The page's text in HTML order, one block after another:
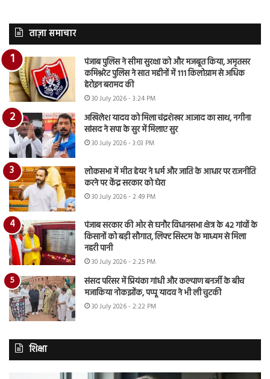
ताज़ा समाचार
पंजाब पुलिस ने सीमा सुरक्षा को और मजबूत किया, अमृतसर
कमिश्नरेट पुलिस ने सात महीनों में 111 किलोग्राम से अधिक
हेरोइन बरामद की
30 July 2026 - 3:24 PM
अखिलेश यादव को मिला चंद्रशेखर आजाद का साथ, नगीना
सांसद ने सपा के सुर में मिलाए सुर
30 July 2026 - 3:03 PM
लोकसभा में मीत हेयर ने धर्म और जाति के आधार पर राजनीति
करने पर केंद्र सरकार को घेरा
30 July 2026 - 2:49 PM
पंजाब सरकार की ओर से घनौर विधानसभा क्षेत्र के 42 गांवों के
किसानों को बड़ी सौगात, लिफ्ट सिस्टम के माध्यम से मिला
नहरी पानी
30 July 2026 - 2:25 PM
संसद परिसर में प्रियंका गांधी और कल्याण बनर्जी के बीच
मजाकिया नोकझोंक, पप्पू यादव ने भी ली चुटकी
30 July 2026 - 2:22 PM
शिक्षा